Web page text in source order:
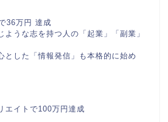
36万円 達成
ような志を持つ人の「起業」「副業」
とした「情報発信」も本格的に始め
エイトで100万円達成